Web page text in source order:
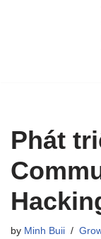
Phát
by Minh Buii